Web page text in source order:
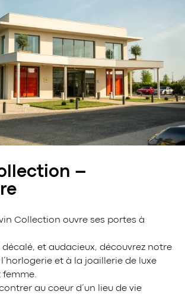
–
Collection ouvre ses portes à
et audacieux, découvrez notre
et à la joaillerie de luxe
au coeur d’un lieu de vie